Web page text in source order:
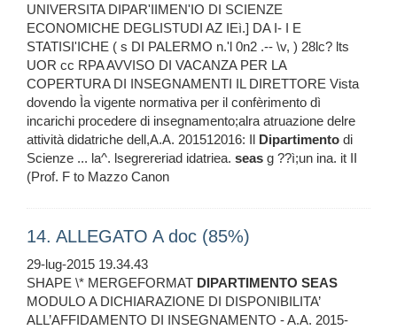
UNIVERSITA DIPAR'IIMEN'IO DI SCIENZE
ECONOMICHE DEGLISTUDI AZ IEì.] DA I- I E
STATISI'ICHE ( s DI PALERMO n.'l 0n2 .-- \v, ) 28lc? lts
UOR cc RPA AVVISO DI VACANZA PER LA
COPERTURA DI INSEGNAMENTI IL DIRETTORE Vista
dovendo Ìa vigente normativa per il confèrimento dì
incarichi procedere di insegnamento;alra atruazione delre
attività didatriche dell,A.A. 201512016: Il Dipartimento di
Scienze ... la^. lsegrereriad idatriea. seas g ??ì;un ina. it II
(Prof. F to Mazzo Canon
14. ALLEGATO A doc (85%)
29-lug-2015 19.34.43
SHAPE \* MERGEFORMAT DIPARTIMENTO SEAS
MODULO A DICHIARAZIONE DI DISPONIBILITA’
ALL’AFFIDAMENTO DI INSEGNAMENTO - A.A. 2015-